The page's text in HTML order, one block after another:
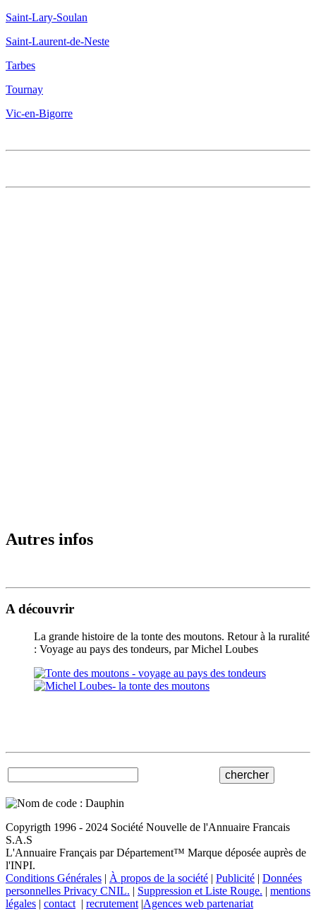
Saint-Lary-Soulan
Saint-Laurent-de-Neste
Tarbes
Tournay
Vic-en-Bigorre
Autres infos
A découvrir
La grande histoire de la tonte des moutons. Retour à la ruralité
: Voyage au pays des tondeurs, par Michel Loubes
Copyrigth 1996 - 2024 Société Nouvelle de l'Annuaire Francais
S.A.S
L'Annuaire Français par Département™ Marque déposée auprès de
l'INPI.
Conditions Générales | À propos de la société | Publicité | Données
personnelles Privacy CNIL. | Suppression et Liste Rouge. | mentions
légales | contact | recrutement |Agences web partenariat